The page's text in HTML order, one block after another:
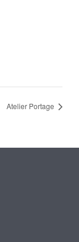
Atelier Portage